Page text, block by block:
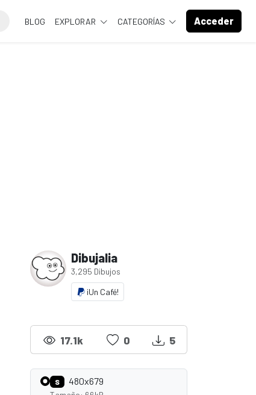
BLOG EXPLORAR CATEGORÍAS Acceder
Dibujalia
3,295 Dibujos
¡Un Café!
17.1k 0 5
S 480x679